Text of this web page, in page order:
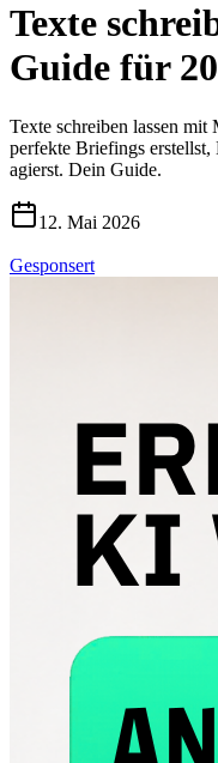
Texte
Guide für
Texte schreiben lassen
perfekte Briefings
agierst. Dein Guide.
12. Mai 2026
Gesponsert